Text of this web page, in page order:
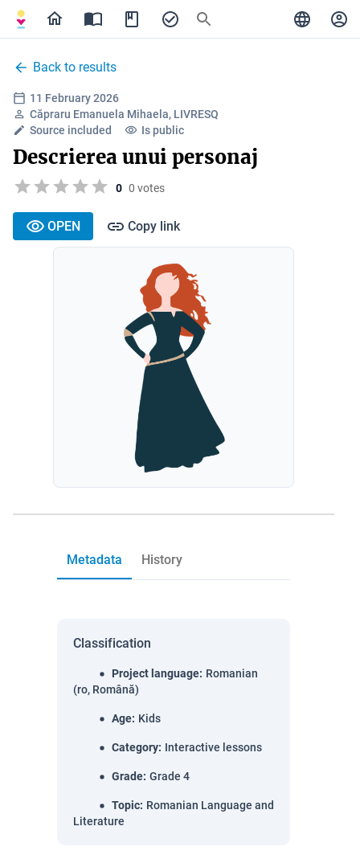
Back to results
11 February 2026
Căpraru Emanuela Mihaela, LIVRESQ
Source included
Is public
Descrierea unui personaj
0 0 votes
OPEN Copy link
Metadata History
Classification
Project language: Romanian
(ro, Română)
Age: Kids
Category: Interactive lessons
Grade: Grade 4
Topic: Romanian Language and
Literature